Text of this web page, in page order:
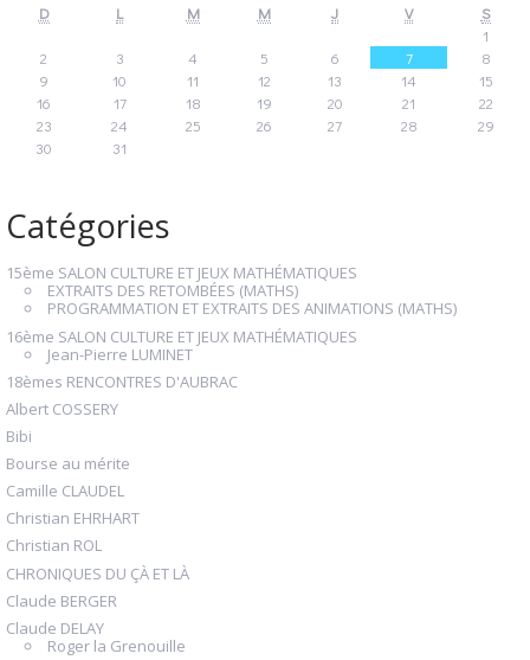
D L M M J V
S
1
2
3 4 5 6 7
8
9
10 11 12 13 14
15
16
17 18 19 20 21
22
23
24 25 26 27 28
29
30
31
Catégories
15ème SALON CULTURE ET JEUX MATHÉMATIQUES
EXTRAITS DES RETOMBÉES (MATHS)
PROGRAMMATION ET EXTRAITS DES ANIMATIONS (MATHS)
16ème SALON CULTURE ET JEUX MATHÉMATIQUES
Jean-Pierre LUMINET
18èmes RENCONTRES D'AUBRAC
Albert COSSERY
Bibi
Bourse au mérite
Camille CLAUDEL
Christian EHRHART
Christian ROL
CHRONIQUES DU ÇÀ ET LÀ
Claude BERGER
Claude DELAY
Roger la Grenouille